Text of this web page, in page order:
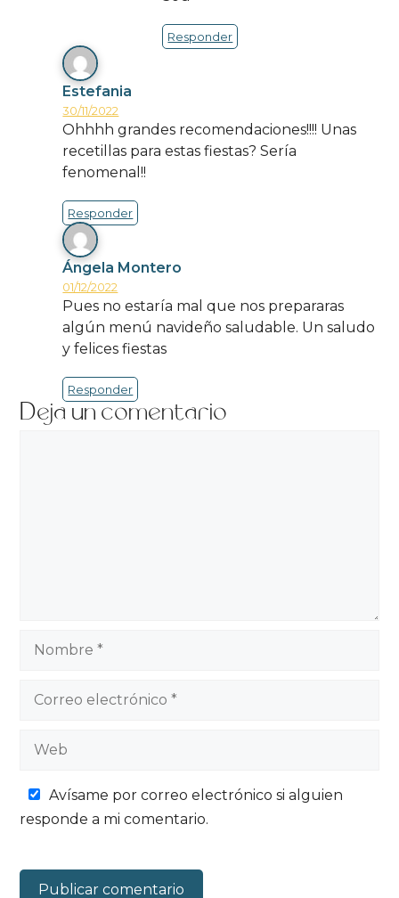
Responder
Estefania
30/11/2022
Ohhhh grandes recomendaciones!!!! Unas
recetillas para estas fiestas? Sería
fenomenal!!
Responder
Ángela Montero
01/12/2022
Pues no estaría mal que nos prepararas
algún menú navideño saludable. Un saludo
y felices fiestas
Responder
Deja un comentario
Nombre
Avísame por correo electrónico si alguien
responde a mi comentario.